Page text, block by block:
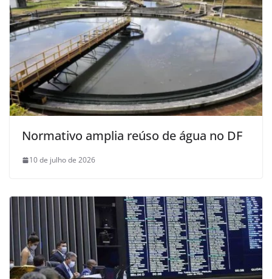
Normativo amplia reúso de água no DF
10 de julho de 2026